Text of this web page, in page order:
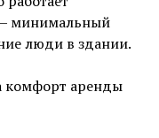
— минимальный
люди в здании.
комфорт аренды